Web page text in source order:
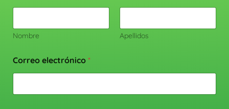
Nombre Apellidos
Correo electrónico *